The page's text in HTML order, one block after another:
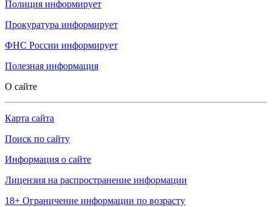
Полиция информирует
Прокуратура информирует
ФНС России информирует
Полезная информация
О сайте
Карта сайта
Поиск по сайту
Информация о сайте
Лицензия на распространение информации
18+ Ограничение информации по возрасту